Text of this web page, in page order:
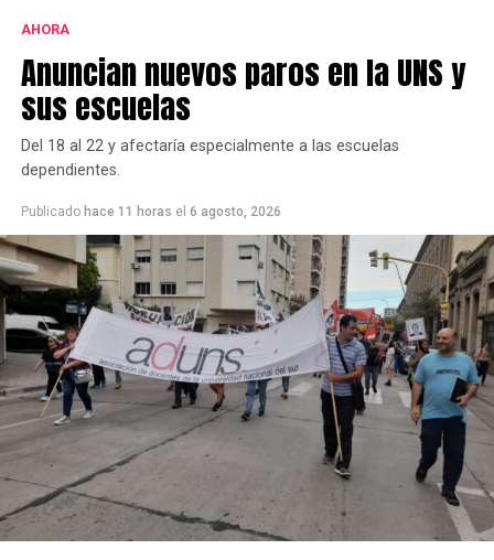
AHORA
Anuncian nuevos paros en la UNS y
sus escuelas
Del 18 al 22 y afectaría especialmente a las escuelas
dependientes.
Publicado hace 11 horas el 6 agosto, 2026